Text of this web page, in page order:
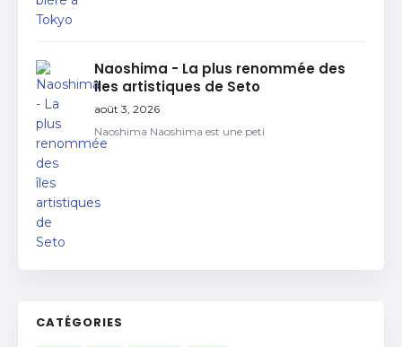
Naoshima - La plus renommée des
îles artistiques de Seto
août 3, 2026
Naoshima Naoshima est une peti
CATÉGORIES